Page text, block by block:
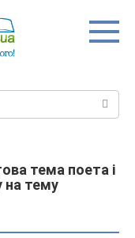
тема поета і
на тему